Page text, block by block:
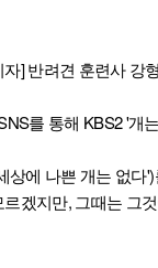
] 반려견 훈련사 강
를 통해 KBS2 '개
상에 나쁜 개는 없
겠지만, 그때는 그